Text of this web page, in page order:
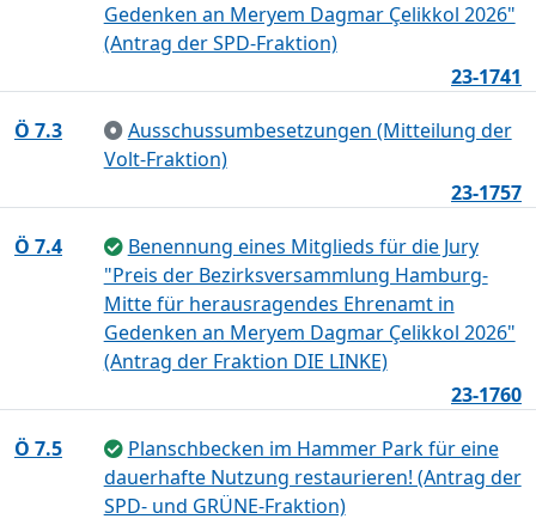
Gedenken an Meryem Dagmar Çelikkol 2026"
(Antrag der SPD-Fraktion)
23-1741
Ö 7.3
Ausschussumbesetzungen (Mitteilung der
Volt-Fraktion)
23-1757
Ö 7.4
Benennung eines Mitglieds für die Jury
"Preis der Bezirksversammlung Hamburg-
Mitte für herausragendes Ehrenamt in
Gedenken an Meryem Dagmar Çelikkol 2026"
(Antrag der Fraktion DIE LINKE)
23-1760
Ö 7.5
Planschbecken im Hammer Park für eine
dauerhafte Nutzung restaurieren! (Antrag der
SPD- und GRÜNE-Fraktion)